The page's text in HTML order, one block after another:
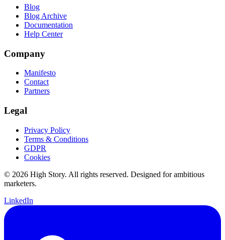
Blog
Blog Archive
Documentation
Help Center
Company
Manifesto
Contact
Partners
Legal
Privacy Policy
Terms & Conditions
GDPR
Cookies
© 2026 High Story. All rights reserved. Designed for ambitious
marketers.
LinkedIn